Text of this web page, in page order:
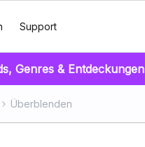
Support
Genres & Entdeckungen
Überblenden